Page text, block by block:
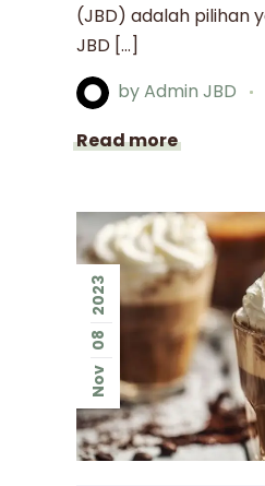
(JBD) adalah pilihan
JBD […]
byAdmin JBD
Read more
Nov
08
2023